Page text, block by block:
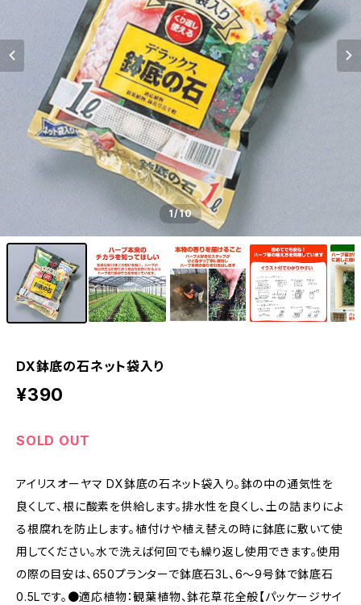
1/10
DX鉢底の石ネット袋入り
¥390
SOLD OUT
アイリスオーヤマ DX鉢底の石ネット袋入り。鉢の中の通気性を
良くして、根に酸素を供給します。排水性を良くし、土の詰まりによ
る根腐れを防止します。植付けや植え替えの時に鉢底に敷いて使
用してください。水で洗えば何回でも繰り返し使用できます。使用
の際の目安は、650プランターで鉢底石3L、6〜9号鉢で鉢底石
0.5Lです。●適応植物：観葉植物、鉢花草花全般【パッケージサイ